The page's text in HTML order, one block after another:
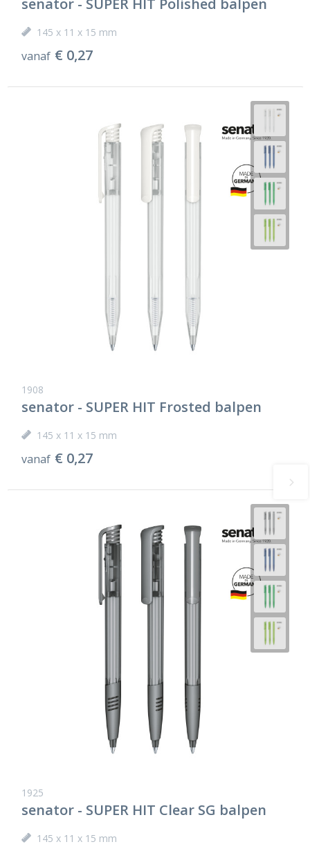
senator - SUPER HIT Polished balpen
145 x 11 x 15 mm
vanaf € 0,27
1908
senator - SUPER HIT Frosted balpen
145 x 11 x 15 mm
vanaf € 0,27
1925
senator - SUPER HIT Clear SG balpen
145 x 11 x 15 mm